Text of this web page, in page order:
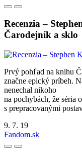
Recenzia –
Čarodejník a sklo
Prvý pohľad na knihu
značne epický príbeh.
nenechal nikoho
na pochybách, že séria
s prepracovanými
9. 7. 19
Fandom.sk